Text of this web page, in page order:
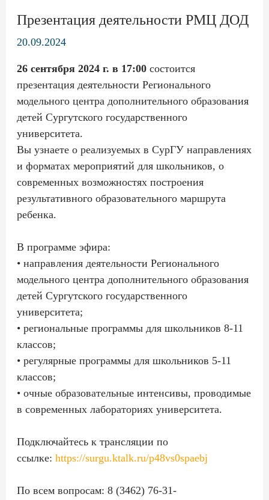
Презентация деятельности РМЦ ДОД
20.09.2024
26 сентября 2024 г. в 17:00состоится
презентация деятельности Регионального
модельного центра дополнительного образования
детей Сургутского государственного
университета.
Вы узнаете о реализуемых в СурГУ направлениях
и форматах мероприятий для школьников, о
современных возможностях построения
результативного образовательного маршрута
ребенка.
В программе эфира:
• направления деятельности Регионального
модельного центра дополнительного образования
детей Сургутского государственного
университета;
• региональные программы для школьников 8-11
классов;
• регулярные программы для школьников 5-11
классов;
• очные образовательные интенсивы, проводимые
в современных лабораториях университета.
Подключайтесь к трансляции по
ссылке: https://surgu.ktalk.ru/p48vs0spaebj
По всем вопросам: 8 (3462) 76-31-
записям